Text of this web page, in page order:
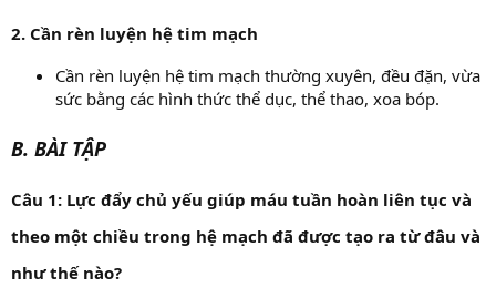
2. Cần rèn luyện hệ tim mạch
Cần rèn luyện hệ tim mạch thường xuyên, đều đặn, vừa
sức bằng các hình thức thể dục, thể thao, xoa bóp.
B. BÀI TẬP
Câu 1: Lực đẩy chủ yếu giúp máu tuần hoàn liên tục và
theo một chiều trong hệ mạch đã được tạo ra từ đâu và
như thế nào?